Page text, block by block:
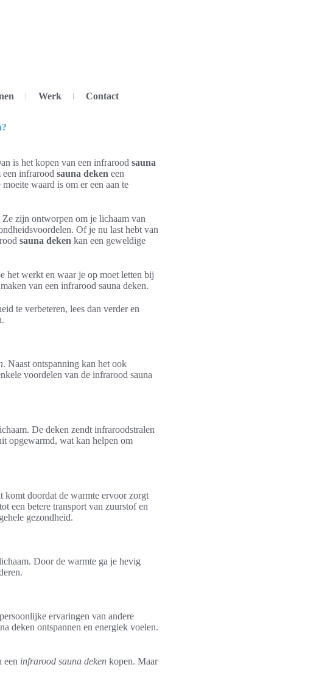
Werk Contact
is het kopen van een infrarood sauna
infrarood sauna deken een
waard is om er een aan te
zijn ontworpen om je lichaam van
Of je nu last hebt van
sauna deken kan een geweldige
het werkt en waar je op moet letten bij
van een infrarood sauna deken.
te verbeteren, lees dan verder en
. Naast ontspanning kan het ook
voordelen van de infrarood sauna
De deken zendt infraroodstralen
opgewarmd, wat kan helpen om
komt doordat de warmte ervoor zorgt
een betere transport van zuurstof en
gezondheid.
Door de warmte ga je hevig
ervaringen van andere
deken ontspannen en energiek voelen.
een infrarood sauna deken kopen. Maar